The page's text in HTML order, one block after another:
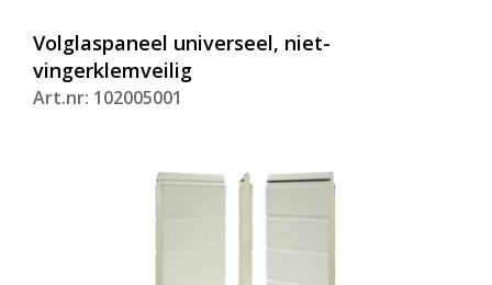
Volglaspaneel universeel, niet-
vingerklemveilig
Art.nr: 102005001